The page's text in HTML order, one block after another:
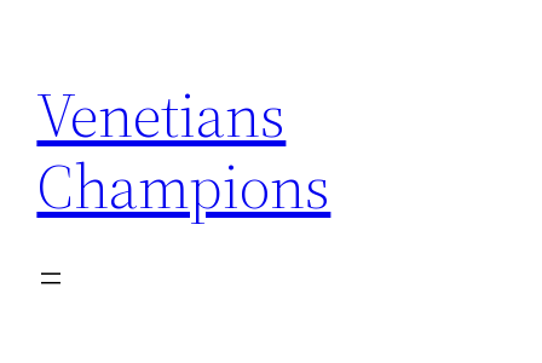
content
Venetians
Champions